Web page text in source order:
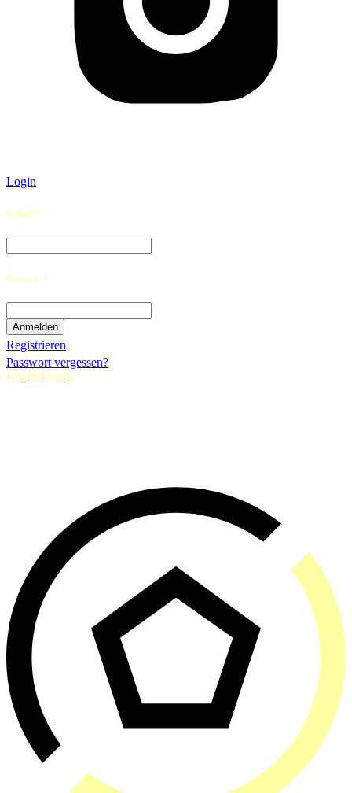
Login
E-Mail *
Passwort *
Registrieren
Passwort vergessen?
Registrierung